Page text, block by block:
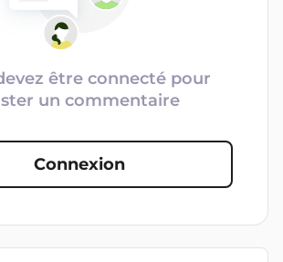
être connecté pour
un commentaire
Connexion